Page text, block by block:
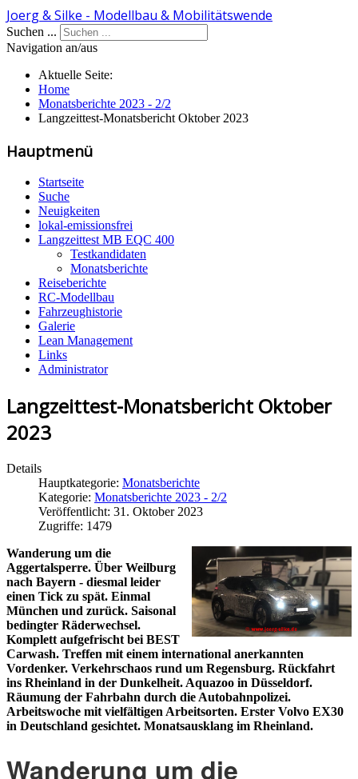
Joerg & Silke - Modellbau & Mobilitätswende
Suchen ...
Navigation an/aus
Aktuelle Seite:
Home
Monatsberichte 2023 - 2/2
Langzeittest-Monatsbericht Oktober 2023
Hauptmenü
Startseite
Suche
Neuigkeiten
lokal-emissionsfrei
Langzeittest MB EQC 400
Testkandidaten
Monatsberichte
Reiseberichte
RC-Modellbau
Fahrzeughistorie
Galerie
Lean Management
Links
Administrator
Langzeittest-Monatsbericht Oktober
2023
Details
Hauptkategorie: Monatsberichte
Kategorie: Monatsberichte 2023 - 2/2
Veröffentlicht: 31. Oktober 2023
Zugriffe: 1479
Wanderung um die
Aggertalsperre. Über Weilburg
nach Bayern - diesmal leider
einen Tick zu spät. Einmal
München und zurück. Saisonal
bedingter Räderwechsel.
Komplett aufgefrischt bei BEST
Carwash. Treffen mit einem international anerkannten
Vordenker. Verkehrschaos rund um Regensburg. Rückfahrt
ins Rheinland in der Dunkelheit. Aquazoo in Düsseldorf.
Räumung der Fahrbahn durch die Autobahnpolizei.
Arbeitswoche mit vielfältigen Arbeitsorten. Erster Volvo EX30
in Deutschland gesichtet. Monatsausklang im Rheinland.
Wanderung um die